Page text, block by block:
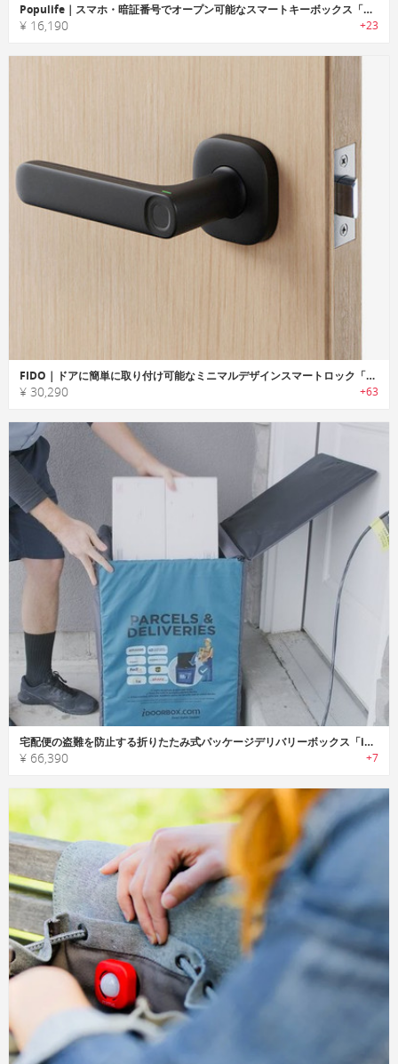
Populife｜スマホ・暗証番号でオープン可能なスマートキーボックス「ポピュライフ」
¥ 16,190 +23
FIDO｜ドアに簡単に取り付け可能なミニマルデザインスマートロック「フィドー」
¥ 30,290 +63
宅配便の盗難を防止する折りたたみ式パッケージデリバリーボックス「iDoorBox（アイドアボックス」
¥ 66,390 +7